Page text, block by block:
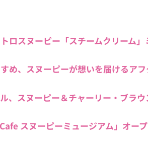
ロスヌーピー「スチームクリーム
め、スヌーピーが想いを届けるア
、スヌーピー＆チャーリー・ブラ
スヌーピーミュージアム」オー